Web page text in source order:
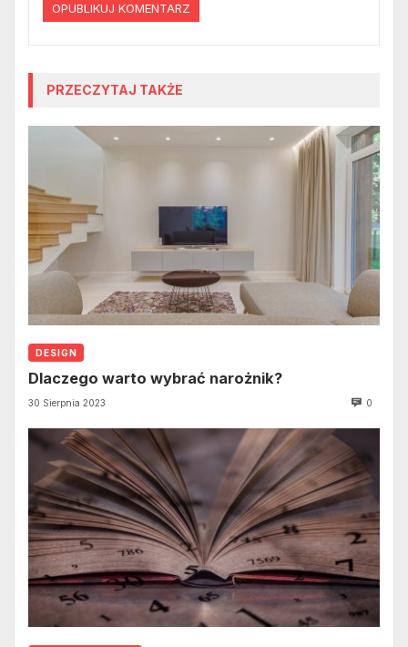
PRZECZYTAJ TAKŻE
DESIGN
Dlaczego warto wybrać narożnik?
30 Sierpnia 2023 0